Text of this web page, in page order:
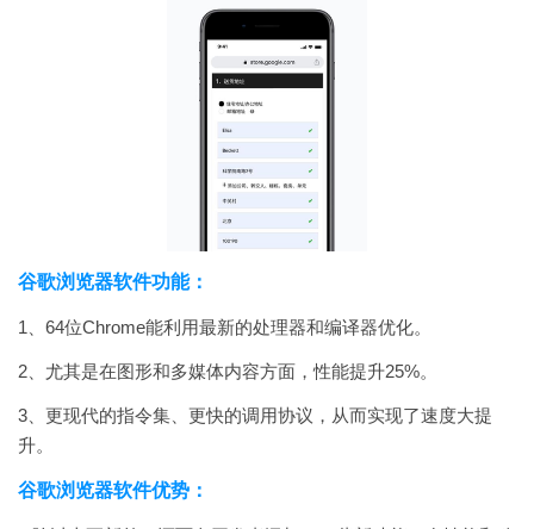
谷歌浏览器软件功能：
1、64位Chrome能利用最新的处理器和编译器优化。
2、尤其是在图形和多媒体内容方面，性能提升25%。
3、更现代的指令集、更快的调用协议，从而实现了速度大提
升。
谷歌浏览器软件优势：